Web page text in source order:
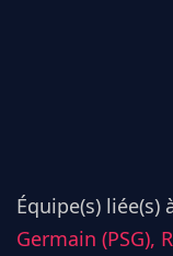
Équipe(s) liée(s)
Germain (PSG),